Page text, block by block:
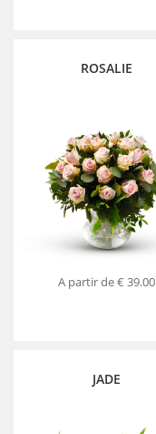
ROSALIE
A partir de€ 39.00
JADE